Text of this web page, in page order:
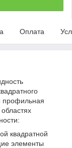
Оплата
профильная
квадратной
элементы